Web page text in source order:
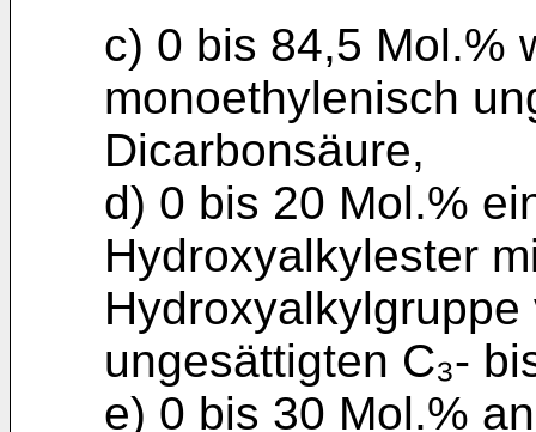
c) 0 bis 84,5 Mol.%
monoethylenisch
Dicarbonsäure,
d) 0 bis 20 Mol.%
Hydroxyalkylester
ungesättigten C₃-
e) 0 bis 30 Mol.%